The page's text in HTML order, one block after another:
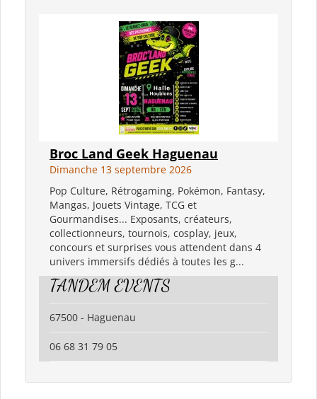
Broc Land Geek Haguenau
Dimanche 13 septembre 2026
Pop Culture, Rétrogaming, Pokémon, Fantasy,
Mangas, Jouets Vintage, TCG et
Gourmandises... Exposants, créateurs,
collectionneurs, tournois, cosplay, jeux,
concours et surprises vous attendent dans 4
univers immersifs dédiés à toutes les g...
TANDEM EVENTS
67500 - Haguenau
06 68 31 79 05